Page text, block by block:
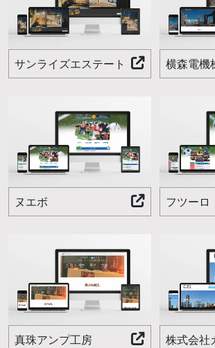
サンライズエステート 横森電機
ヌエボ フツーロ
真珠アンプ工房 株式会社